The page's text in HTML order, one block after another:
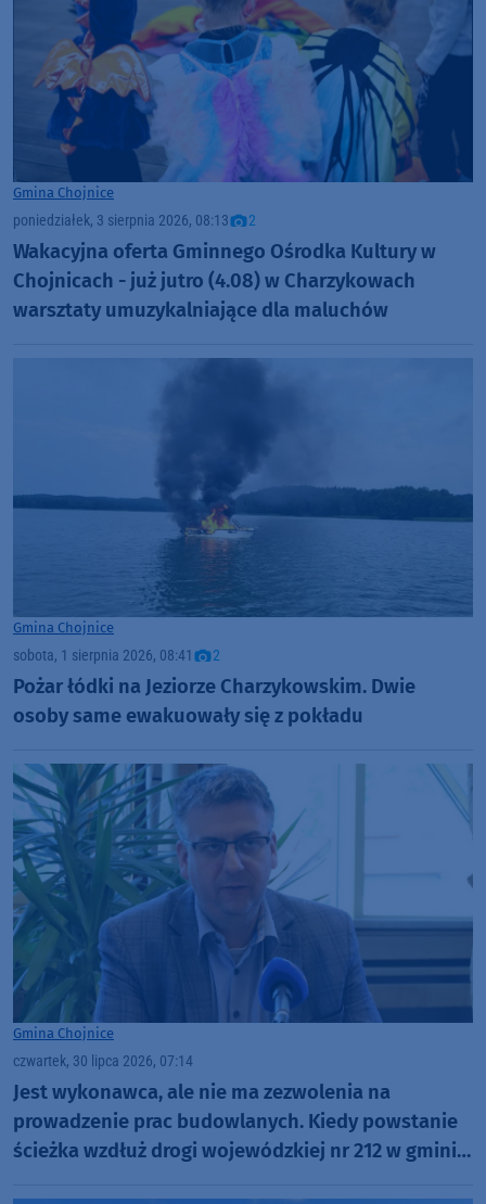
Gmina Chojnice
poniedziałek, 3 sierpnia 2026, 08:13 2
Wakacyjna oferta Gminnego Ośrodka Kultury w
Chojnicach - już jutro (4.08) w Charzykowach
warsztaty umuzykalniające dla maluchów
Gmina Chojnice
sobota, 1 sierpnia 2026, 08:41 2
Pożar łódki na Jeziorze Charzykowskim. Dwie
osoby same ewakuowały się z pokładu
Gmina Chojnice
czwartek, 30 lipca 2026, 07:14
Jest wykonawca, ale nie ma zezwolenia na
prowadzenie prac budowlanych. Kiedy powstanie
ścieżka wzdłuż drogi wojewódzkiej nr 212 w gminie